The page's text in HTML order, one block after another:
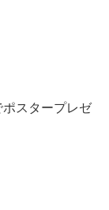
スタープレゼ